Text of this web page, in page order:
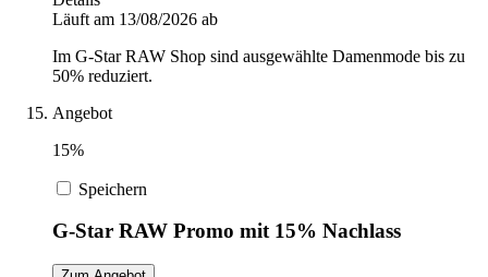
Läuft am 13/08/2026 ab
Im G-Star RAW Shop sind ausgewählte Damenmode bis zu
50% reduziert.
Angebot
15%
Speichern
G-Star RAW Promo mit 15% Nachlass